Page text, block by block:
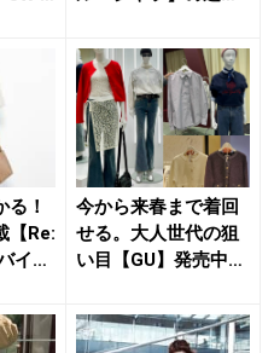
-...
る！
【Re:
イの
今から来春まで着回
せる。大人世代の狙
い目【GU】発売中＆
イテム...